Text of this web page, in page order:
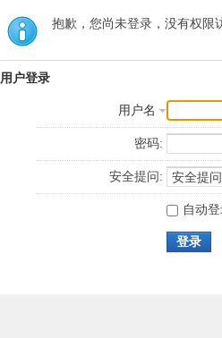
抱歉，您尚未登录，没有权限
用户登录
用户名
密码:
安全提问:
自动
登录